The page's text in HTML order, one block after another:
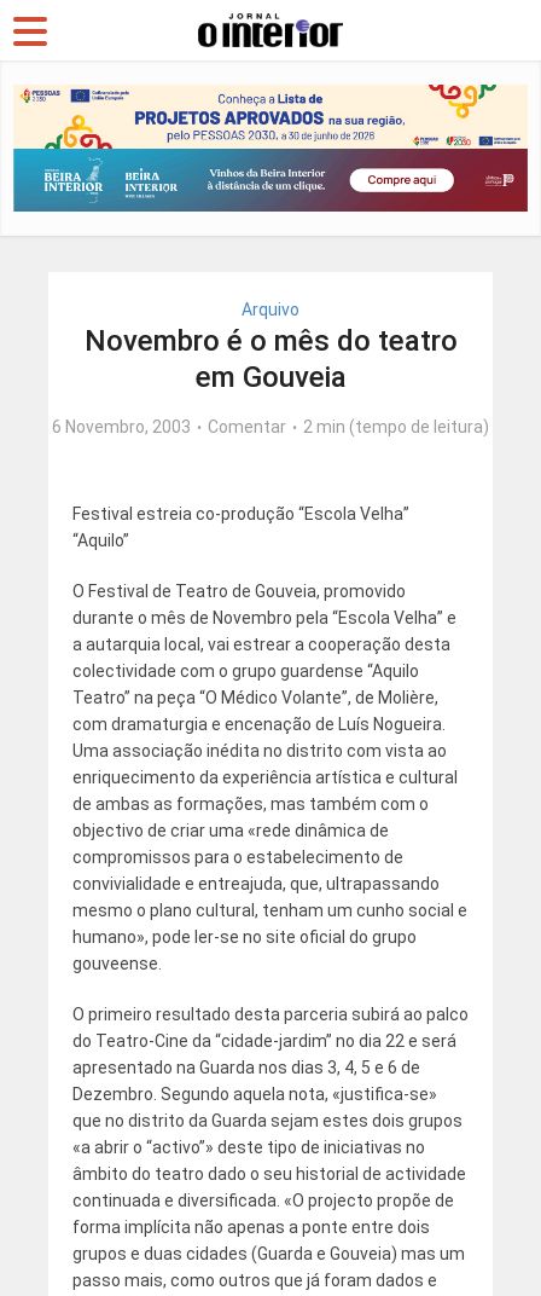
Arquivo
Novembro é o mês do teatro
em Gouveia
6 Novembro, 2003 Comentar 2 min (tempo de leitura)
Festival estreia co-produção “Escola Velha”
“Aquilo”
O Festival de Teatro de Gouveia, promovido
durante o mês de Novembro pela “Escola Velha” e
a autarquia local, vai estrear a cooperação desta
colectividade com o grupo guardense “Aquilo
Teatro” na peça “O Médico Volante”, de Molière,
com dramaturgia e encenação de Luís Nogueira.
Uma associação inédita no distrito com vista ao
enriquecimento da experiência artística e cultural
de ambas as formações, mas também com o
objectivo de criar uma «rede dinâmica de
compromissos para o estabelecimento de
convivialidade e entreajuda, que, ultrapassando
mesmo o plano cultural, tenham um cunho social e
humano», pode ler-se no site oficial do grupo
gouveense.
O primeiro resultado desta parceria subirá ao palco
do Teatro-Cine da “cidade-jardim” no dia 22 e será
apresentado na Guarda nos dias 3, 4, 5 e 6 de
Dezembro. Segundo aquela nota, «justifica-se»
que no distrito da Guarda sejam estes dois grupos
«a abrir o “activo”» deste tipo de iniciativas no
âmbito do teatro dado o seu historial de actividade
continuada e diversificada. «O projecto propõe de
forma implícita não apenas a ponte entre dois
grupos e duas cidades (Guarda e Gouveia) mas um
passo mais, como outros que já foram dados e